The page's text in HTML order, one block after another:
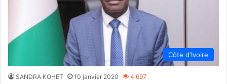
Côte d'Ivoire
SANDRA KOHET 10 janvier 2020 4 697